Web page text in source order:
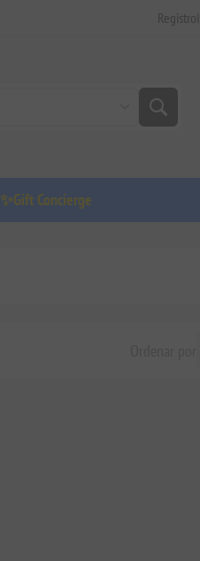
Registro
✨Gift Concierge